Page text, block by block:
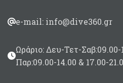
e-mail: info@dive360.gr
Ωράριο: Δευ-Τετ-
Παρ:09.00-14.00 & 17.00-